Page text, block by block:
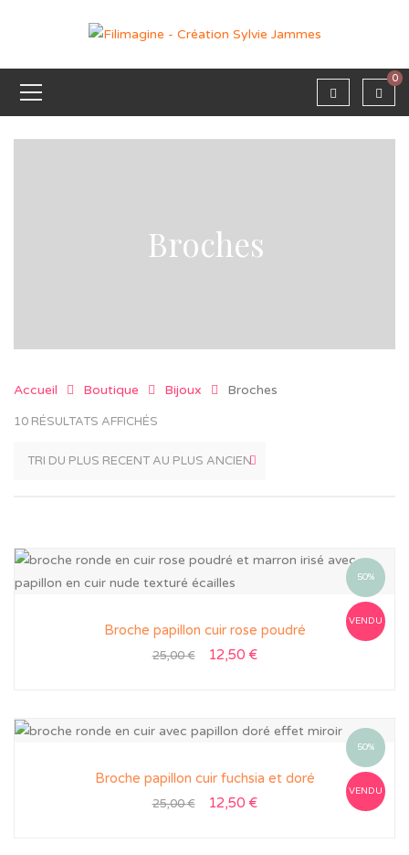
0
Broches
Accueil Boutique Bijoux Broches
10 RÉSULTATS AFFICHÉS
50%
VENDU
Broche papillon cuir rose poudré
25,00€ 12,50 €
50%
VENDU
Broche papillon cuir fuchsia et doré
25,00€ 12,50 €